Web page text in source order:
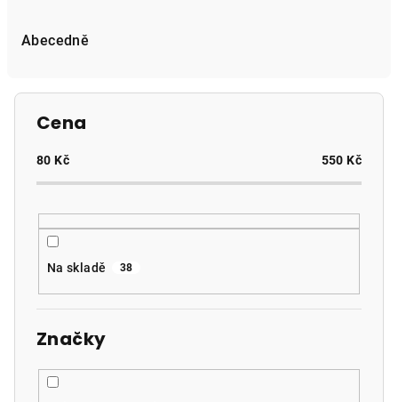
Abecedně
Cena
80 Kč 550 Kč
Na skladě 38
Značky